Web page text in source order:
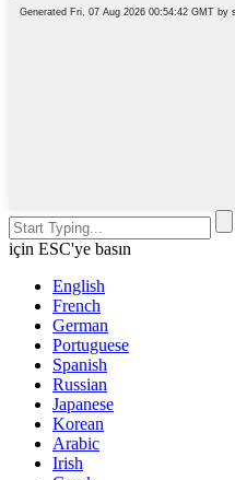
için ESC'ye basın
English
French
German
Portuguese
Spanish
Russian
Japanese
Korean
Arabic
Irish